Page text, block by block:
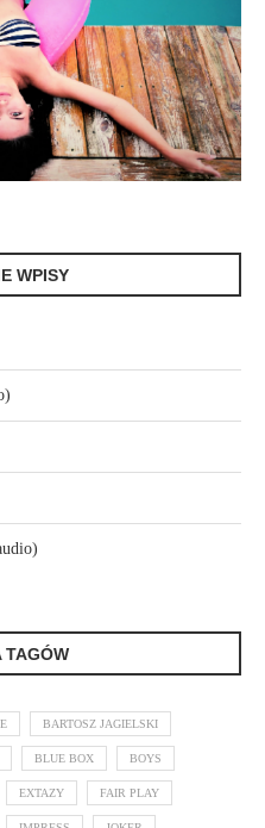
WPISY
TAGÓW
BARTOSZ JAGIELSKI
BLUE BOX BOYS
EXTAZY FAIR PLAY